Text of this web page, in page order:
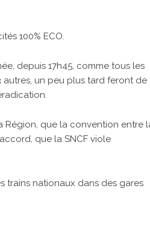
100% ECO.
depuis 17h45, comme tous les
autres, un peu plus tard feront de
Région, que la convention entre
que la SNCF viole
trains nationaux dans des gares